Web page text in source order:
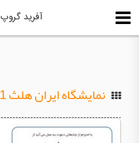
آفرید گروپ
نمایشگاه ایران هلث 1401